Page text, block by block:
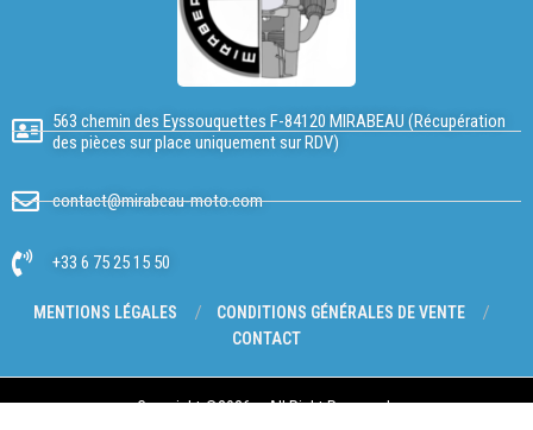
563 chemin des Eyssouquettes F-84120 MIRABEAU (Récupération
des pièces sur place uniquement sur RDV)
contact@mirabeau-moto.com
+33 6 75 25 15 50
MENTIONS LÉGALES
CONDITIONS GÉNÉRALES DE VENTE
CONTACT
Copyright @2026 – All Right Reserved.